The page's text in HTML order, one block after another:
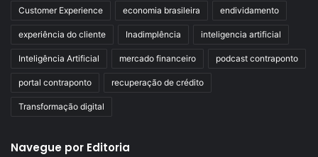
Customer Experience economia brasileira endividamento
experiência do cliente Inadimplência inteligencia artificial
Inteligência Artificial mercado financeiro podcast contraponto
portal contraponto recuperação de crédito
Transformação digital
Navegue por Editoria